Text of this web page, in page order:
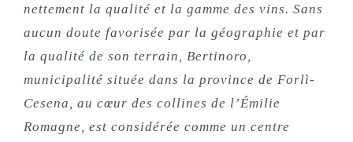
nettement la qualité et la gamme des vins. Sans
aucun doute favorisée par la géographie et par
la qualité de son terrain, Bertinoro,
municipalité située dans la province de Forlì-
Cesena, au cœur des collines de l’Émilie
Romagne, est considérée comme un centre